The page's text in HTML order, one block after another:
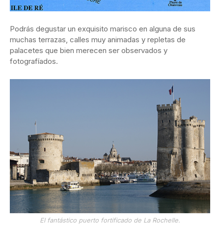
Podrás degustar un exquisito marisco en alguna de sus
muchas terrazas, calles muy animadas y repletas de
palacetes que bien merecen ser observados y
fotografíados.
El fantástico puerto fortificado de La Rochelle.